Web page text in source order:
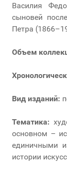
Василия
сыновей
Петра
Объем
Вид изданий:
Тематика:
основном –
единичными
истории